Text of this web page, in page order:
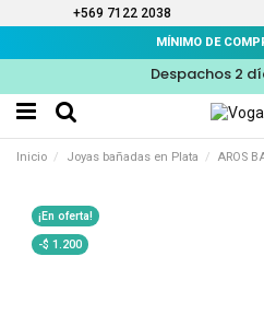
+569 7122 2038
MÍNIMO DE
Despachos 2
Inicio Joyas bañadas en Plata AROS
¡En oferta!
-$ 1.200